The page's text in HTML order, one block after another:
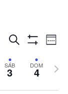
búsqueda
y
vistas
Buscar
de
de
SÁB
3 DOM
4